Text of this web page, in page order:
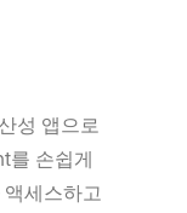
성 앱으로
를 손쉽게
세스하고